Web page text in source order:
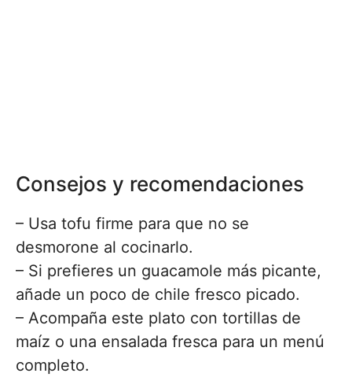
Consejos y recomendaciones
– Usa tofu firme para que no se
desmorone al cocinarlo.
– Si prefieres un guacamole más picante,
añade un poco de chile fresco picado.
– Acompaña este plato con tortillas de
maíz o una ensalada fresca para un menú
completo.